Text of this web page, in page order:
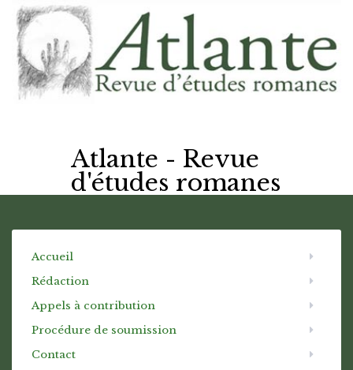
Atlante - Revue
d'études romanes
Accueil
Rédaction
Appels à contribution
Procédure de soumission
Contact